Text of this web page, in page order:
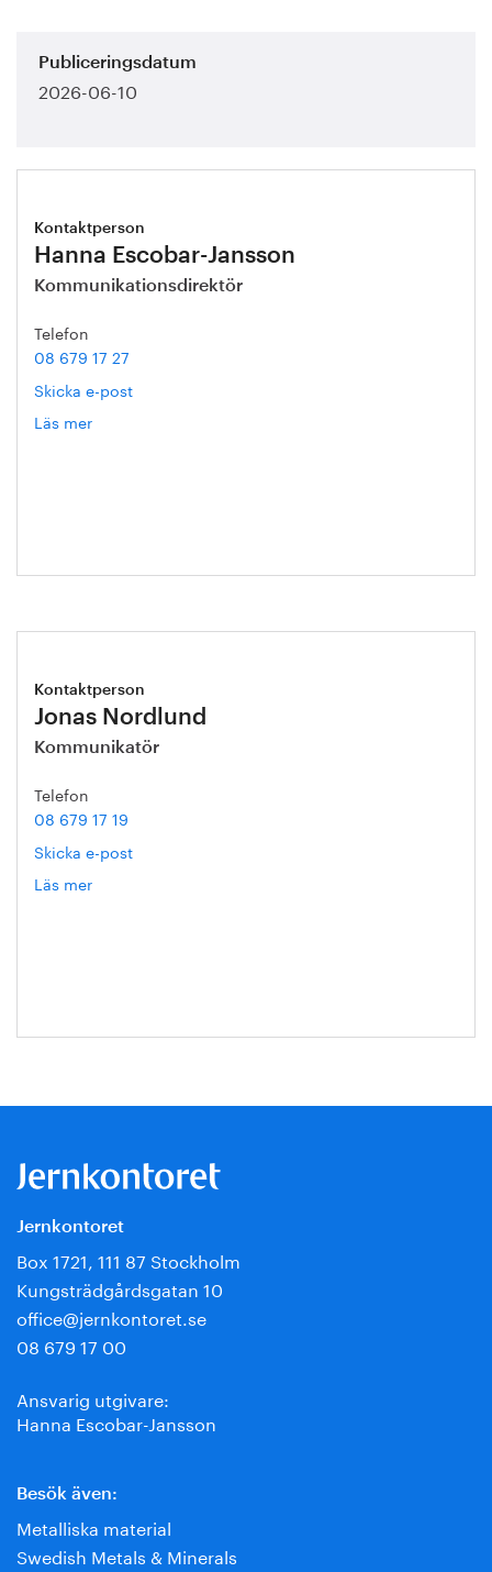
Publiceringsdatum
2026-06-10
Kontaktperson
Hanna Escobar-Jansson
Kommunikationsdirektör
Telefon
08 679 17 27
Skicka e-post
Läs mer
Kontaktperson
Jonas Nordlund
Kommunikatör
Telefon
08 679 17 19
Skicka e-post
Läs mer
Jernkontoret
Box 1721, 111 87 Stockholm
Kungsträdgårdsgatan 10
office@jernkontoret.se
08 679 17 00
Ansvarig utgivare:
Hanna Escobar-Jansson
Besök även:
Metalliska material
Swedish Metals & Minerals